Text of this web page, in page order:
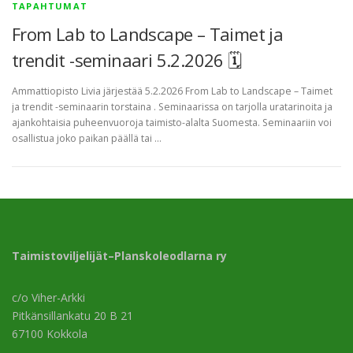
TAPAHTUMAT
From Lab to Landscape – Taimet ja
trendit -seminaari 5.2.2026 🗓
Ammattiopisto Livia järjestää 5.2.2026 From Lab to Landscape – Taimet
ja trendit -seminaarin torstaina . Seminaarissa on tarjolla uratarinoita ja
ajankohtaisia puheenvuoroja taimisto-alalta Suomesta. Seminaariin voi
osallistua joko paikan päällä tai …
Taimistoviljelijät–Planskoleodlarna ry
c/o Viher-Arkki
Pitkänsillankatu 20 B 21
67100 Kokkola